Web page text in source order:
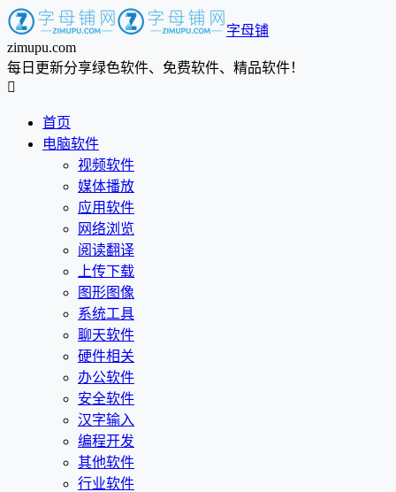
字母铺
zimupu.com
每日更新分享绿色软件、免费软件、精品软件！

首页
电脑软件
视频软件
媒体播放
应用软件
网络浏览
阅读翻译
上传下载
图形图像
系统工具
聊天软件
硬件相关
办公软件
安全软件
汉字输入
编程开发
其他软件
行业软件